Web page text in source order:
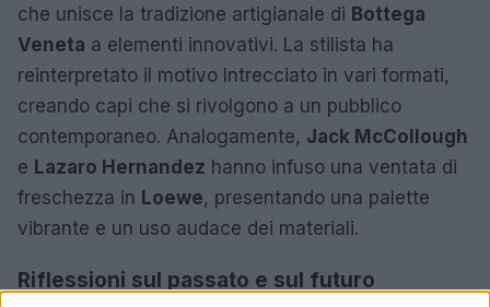
che unisce la tradizione artigianale di Bottega
Veneta a elementi innovativi. La stilista ha
reinterpretato il motivo Intrecciato in vari formati,
creando capi che si rivolgono a un pubblico
contemporaneo. Analogamente, Jack McCollough
e Lazaro Hernandez hanno infuso una ventata di
freschezza in Loewe, presentando una palette
vibrante e un uso audace dei materiali.
Riflessioni sul passato e sul futuro